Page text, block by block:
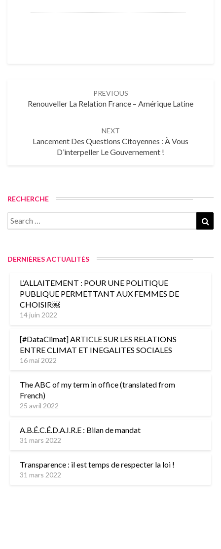
PREVIOUS
Renouveller La Relation France – Amérique Latine
NEXT
Lancement Des Questions Citoyennes : À Vous
D’interpeller Le Gouvernement !
RECHERCHE
Search
for:
DERNIÈRES ACTUALITÉS
L’ALLAITEMENT : POUR UNE POLITIQUE
PUBLIQUE PERMETTANT AUX FEMMES DE
CHOISIR￼
14 juin 2022
[#DataClimat] ARTICLE SUR LES RELATIONS
ENTRE CLIMAT ET INEGALITES SOCIALES
16 mai 2022
The ABC of my term in office (translated from
French)
25 avril 2022
A.B.É.C.É.D.A.I.R.E : Bilan de mandat
31 mars 2022
Transparence : il est temps de respecter la loi !
31 mars 2022